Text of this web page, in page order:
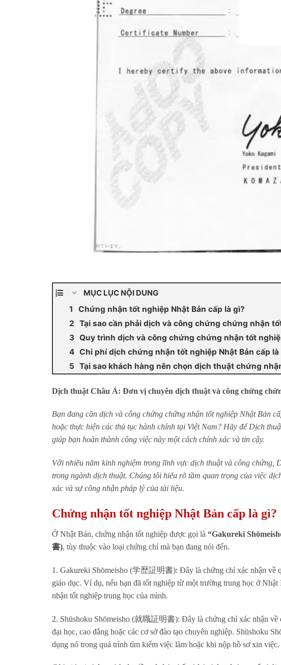
MỤC LỤC NỘI DUNG
Chứng nhận tốt nghiệp Nhật Bản cấp là gì?
Tại sao cần phải dịch và công chứng chứng nhận
Quy trình dịch và công chứng chứng nhận tốt
Chi phí dịch chứng nhận tốt nghiệp Nhật Bản cấp là
Tại sao khách hàng nên chọn dịch thuật chứng
Dịch thuật Châu Á: Đơn vị chuyên dịch thuật và công chứng
Bạn đang cần dịch và công chứng chứng nhận tốt nghiệp Nhật Bản
hoặc thực hiện các thủ tục hành chính tại Việt Nam? Hãy để Dịch
giúp bạn hoàn thành công việc này một cách chính xác và tin cậy.
Với nhiều năm kinh nghiệm trong lĩnh vực dịch thuật và công chứng,
trong ngành dịch thuật. Chúng tôi hiểu rõ tầm quan trọng của việc
xác và sự công nhận pháp lý của tài liệu.
Chứng nhận tốt nghiệp Nhật Bản cấp là gì?
Ở Nhật Bản, chứng nhận tốt nghiệp được gọi là “Gakureki
書), tùy thuộc vào loại chứng chỉ mà bạn đang nói đến.
1. Gakureki Shōmeisho (学歴証明書): Đây là chứng chỉ xác nhận về
giáo dục. Ví dụ, nếu bạn đã tốt nghiệp từ một trường trung học ở
nhận tốt nghiệp trung học của mình.
2. Shūshoku Shōmeisho (就職証明書): Đây là chứng chỉ xác nhận về
đại học, cao đẳng hoặc các cơ sở đào tạo chuyên nghiệp. Shūshoku
dụng nó trong quá trình tìm kiếm việc làm hoặc khi nộp hồ sơ xin việc.